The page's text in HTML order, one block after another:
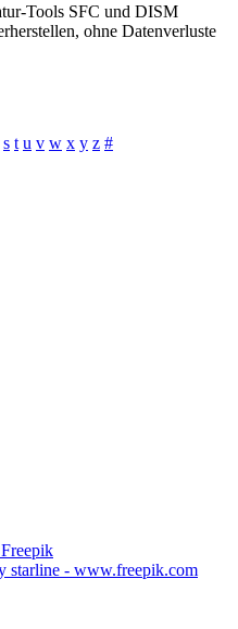
Tools SFC und DISM
ohne Datenverluste
s t u v w x y z #
starline - www.freepik.com